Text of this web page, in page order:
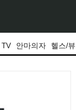
TV 안마의자 헬스/